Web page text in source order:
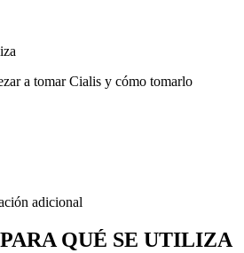
a tomar Cialis y cómo tomarlo
adicional
QUÉ SE UTILIZA